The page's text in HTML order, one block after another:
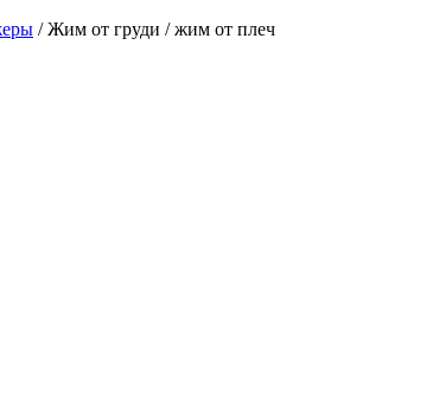
/ Жим от груди / жим от плеч